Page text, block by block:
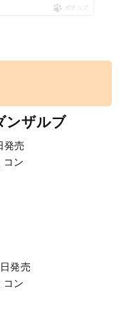
ポチップ
ンザルブ
発売
コン
発売
コン